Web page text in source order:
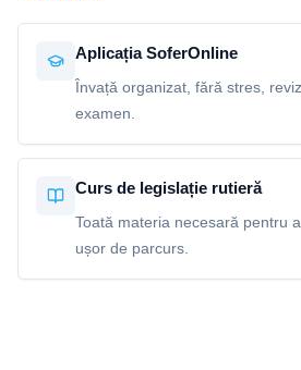
Aplicația SoferOnline
Învață organizat, fără stres,
examen.
Curs de legislație rutieră
Toată materia necesară pentru
ușor de parcurs.